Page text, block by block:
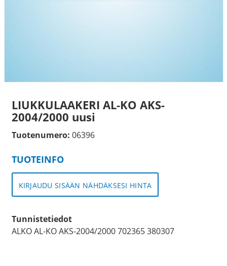
LIUKKULAAKERI AL-KO AKS-
2004/2000 uusi
Tuotenumero: 06396
TUOTEINFO
KIRJAUDU SISÄÄN NÄHDÄKSESI HINTA
Tunnistetiedot
ALKO AL-KO AKS-2004/2000 702365 380307